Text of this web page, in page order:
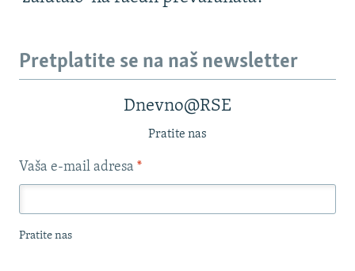
Pretplatite se na naš newsletter
Dnevno@RSE
Pratite nas
Vaša e-mail adresa *
Pratite nas